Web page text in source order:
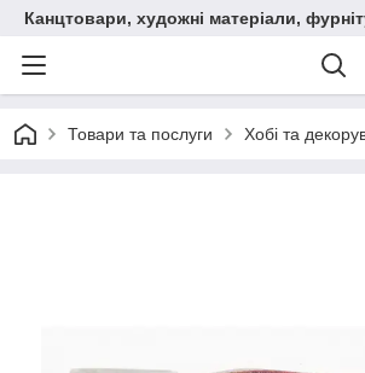
Канцтовари, художні матеріали,
Товари та послуги Хобі та